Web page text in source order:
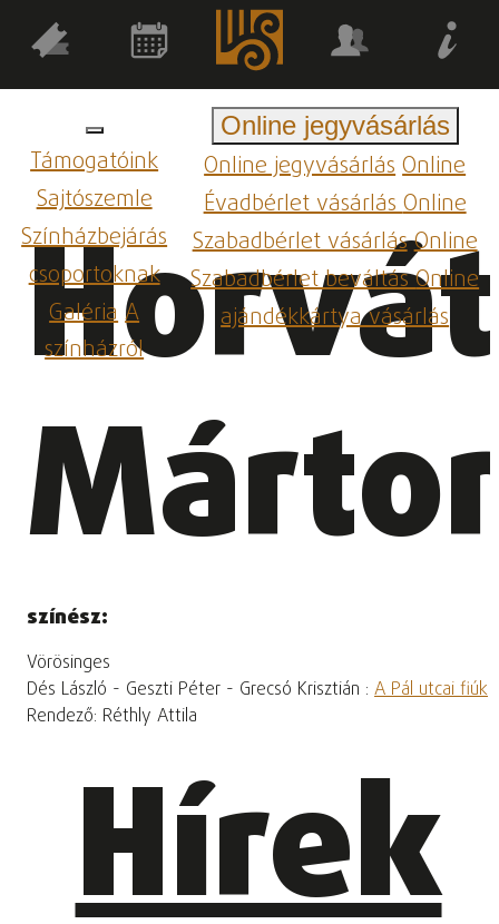
Támogatóink
Sajtószemle
Színházbejárás
csoportoknak
GalériaA
színházról
Online jegyvásárlás
Online jegyvásárlásOnline
Évadbérlet vásárlásOnline
Szabadbérlet vásárlásOnline
Szabadbérlet beváltásOnline
ajándékkártya vásárlás
színész:
Vörösinges
Dés László - Geszti Péter - Grecsó Krisztián : A Pál utcai fiúk
Rendező: Réthly Attila
Hírek